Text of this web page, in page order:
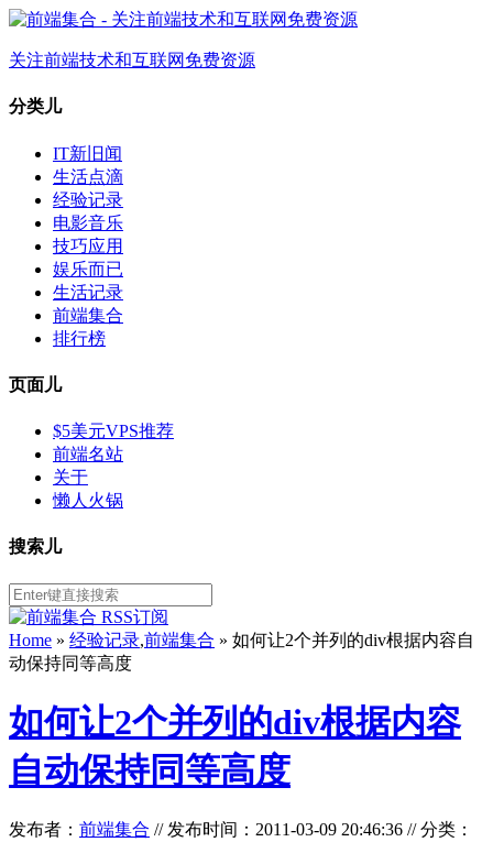
关注前端技术和互联网免费资源
分类儿
IT新旧闻
生活点滴
经验记录
电影音乐
技巧应用
娱乐而已
生活记录
前端集合
排行榜
页面儿
$5美元VPS推荐
前端名站
关于
懒人火锅
搜索儿
Home » 经验记录,前端集合 » 如何让2个并列的div根据内容自
动保持同等高度
如何让2个并列的div根据内容
自动保持同等高度
发布者： 前端集合 //发布时间：2011-03-09 20:46:36 //分类：